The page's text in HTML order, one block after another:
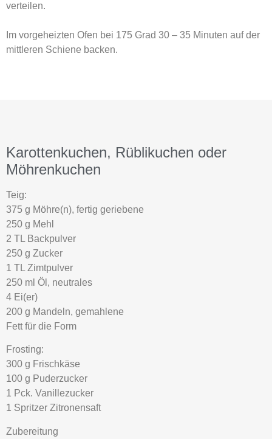
verteilen.
Im vorgeheizten Ofen bei 175 Grad 30 – 35 Minuten auf der
mittleren Schiene backen.
Karottenkuchen, Rüblikuchen oder
Möhrenkuchen
Teig:
375 g Möhre(n), fertig geriebene
250 g Mehl
2 TL Backpulver
250 g Zucker
1 TL Zimtpulver
250 ml Öl, neutrales
4 Ei(er)
200 g Mandeln, gemahlene
Fett für die Form
Frosting:
300 g Frischkäse
100 g Puderzucker
1 Pck. Vanillezucker
1 Spritzer Zitronensaft
Zubereitung